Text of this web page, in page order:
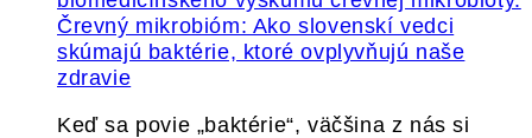
Črevný mikrobióm: Ako slovenskí vedci
skúmajú baktérie, ktoré ovplyvňujú naše
zdravie
Keď sa povie „baktérie“, väčšina z nás si